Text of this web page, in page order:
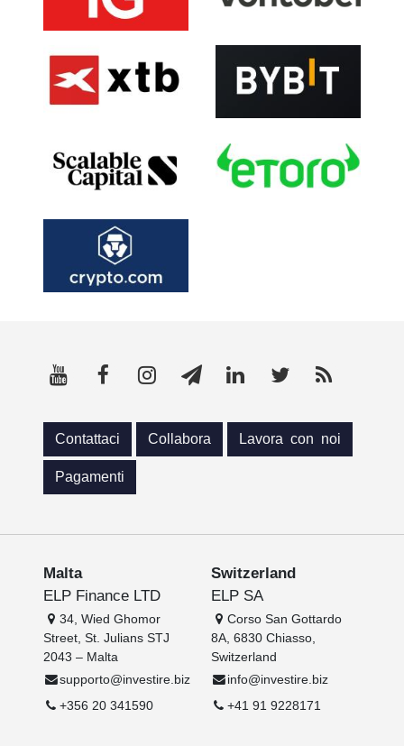
Contattaci Collabora Lavora con noi
Pagamenti
Malta
ELP Finance LTD
34, Wied Ghomor
Street, St. Julians STJ
2043 – Malta
supporto@investire.biz
+356 20 341590
Switzerland
ELP SA
Corso San Gottardo
8A, 6830 Chiasso,
Switzerland
info@investire.biz
+41 91 9228171